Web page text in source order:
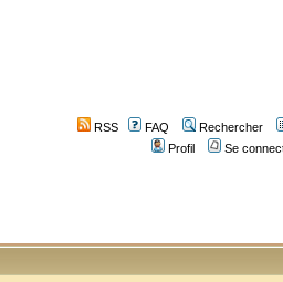
RSS FAQ
Rechercher
Profil
Se